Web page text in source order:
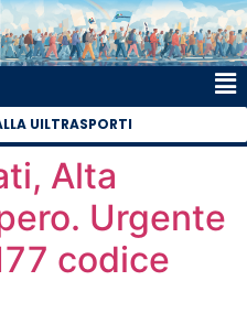
UILTRASPORTI
Alta
Urgente
codice